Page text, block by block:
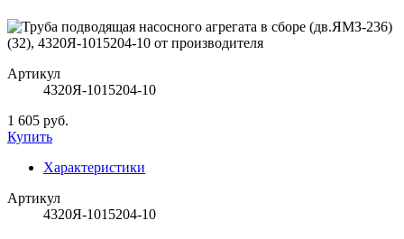
Артикул
4320Я-1015204-10
1 605 руб.
Купить
Характеристики
Артикул
4320Я-1015204-10